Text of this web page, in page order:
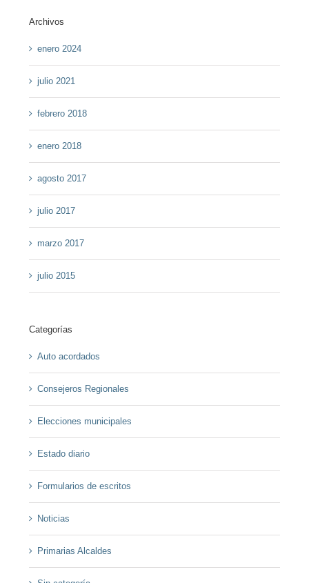
Archivos
enero 2024
julio 2021
febrero 2018
enero 2018
agosto 2017
julio 2017
marzo 2017
julio 2015
Categorías
Auto acordados
Consejeros Regionales
Elecciones municipales
Estado diario
Formularios de escritos
Noticias
Primarias Alcaldes